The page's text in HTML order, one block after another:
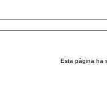
Esta página ha